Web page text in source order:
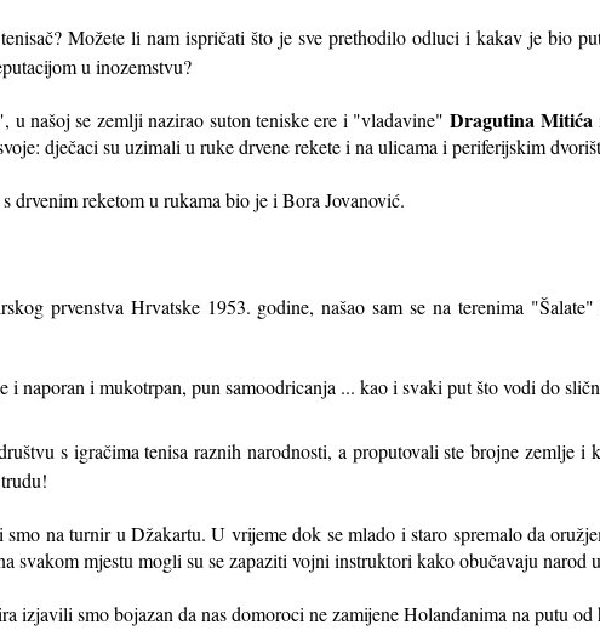
Možete li nam ispričati što je sve prethodilo odluci i kakav je bio
u inozemstvu?
u našoj se zemlji nazirao suton teniske ere i "vladavine" Dragutina Mitića
dječaci su uzimali u ruke drvene rekete i na ulicama i periferijskim
drvenim reketom u rukama bio je i Bora Jovanović.
prvenstva Hrvatske 1953. godine, našao sam se na terenima
i naporan i mukotrpan, pun samoodricanja ... kao i svaki put što vodi do
s igračima tenisa raznih narodnosti, a proputovali ste brojne zemlje i
na turnir u Džakartu. U vrijeme dok se mlado i staro spremalo da
svakom mjestu mogli su se zapaziti vojni instruktori kako obučavaju narod
izjavili smo bojazan da nas domoroci ne zamijene Holanđanima na putu